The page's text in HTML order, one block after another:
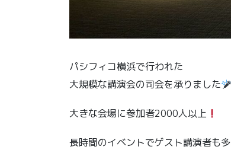
パシフィコ横浜で行われた
大規模な講演会の司会を承りました
大きな会場に参加者2000人以上
長時間のイベントでゲスト講演者も多